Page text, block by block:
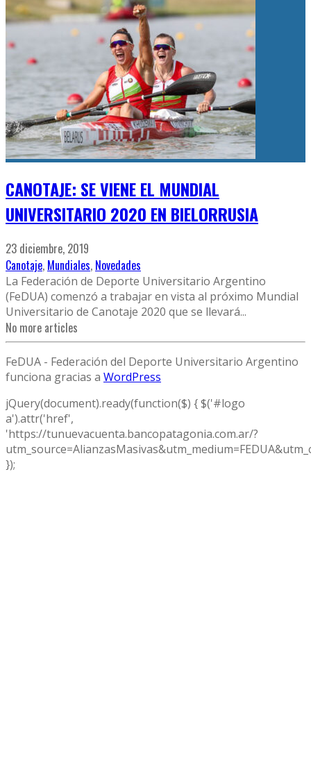
CANOTAJE: SE VIENE EL MUNDIAL
UNIVERSITARIO 2020 EN BIELORRUSIA
23 diciembre, 2019
Canotaje, Mundiales, Novedades
La Federación de Deporte Universitario Argentino
(FeDUA) comenzó a trabajar en vista al próximo Mundial
Universitario de Canotaje 2020 que se llevará...
No more articles
FeDUA - Federación del Deporte Universitario Argentino
funciona gracias a WordPress
jQuery(document).ready(function($) { $('#logo
a').attr('href',
'https://tunuevacuenta.bancopatagonia.com.ar/?
});